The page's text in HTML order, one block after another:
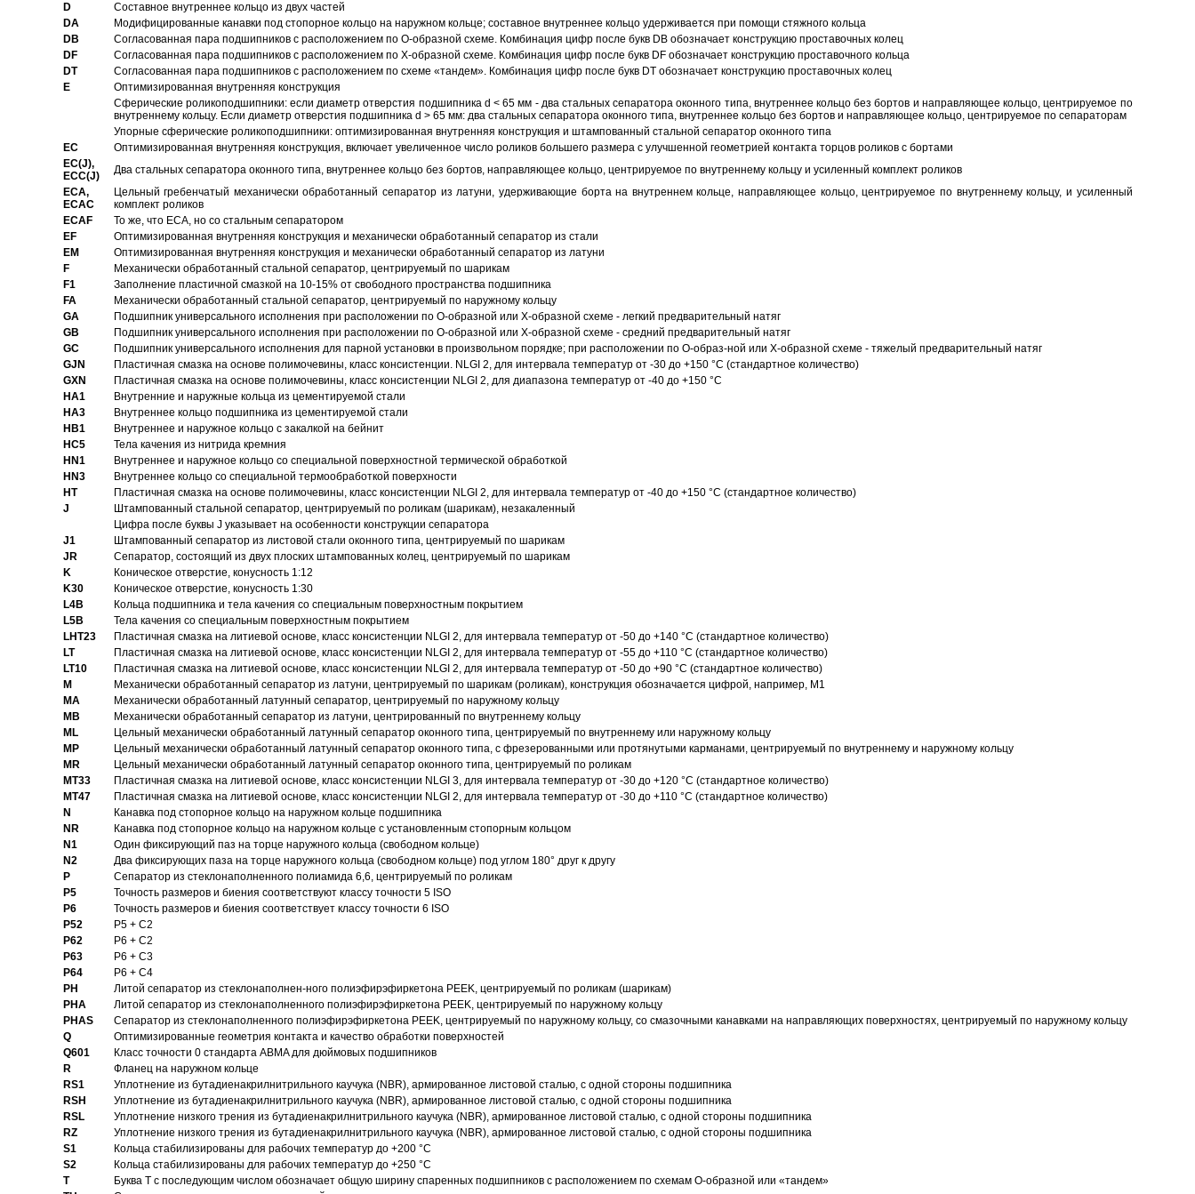
D
Составное внутреннее кольцо из двух частей
DA
Модифицированные канавки под стопорное кольцо на наружном кольце; составное внутреннее кольцо удерживается при помощи стяжного кольца
DB
Согласованная пара подшипников с расположением по О-образной схеме. Комбинация цифр после букв DB обозначает конструкцию проставочных колец
DF
Согласованная пара подшипников с расположением по Х-образной схеме. Комбинация цифр после букв DF обозначает конструкцию проставочного кольца
DT
Согласованная пара подшипников с расположением по схеме «тандем». Комбинация цифр после букв DT обозначает конструкцию проставочных колец
E
Оптимизированная внутренняя конструкция
Сферические роликоподшипники: если диаметр отверстия подшипника d < 65 мм - два стальных сепаратора оконного типа, внутреннее кольцо без бортов и направляющее кольцо, центрируемое по
внутреннему кольцу. Если диаметр отверстия подшипника d > 65 мм: два стальных сепаратора оконного типа, внутреннее кольцо без бортов и направляющее кольцо, центрируемое по сепараторам
Упорные сферические роликоподшипники: оптимизированная внутренняя конструкция и штампованный стальной сепаратор оконного типа
EC
Oптимизированная внутренняя конструкция, включает увеличенное число роликов большего размера с улучшенной геометрией контакта торцов роликов с бортами
EC(J),
ECC(J)
Два стальных сепаратора оконного типа, внутреннее кольцо без бортов, направляющее кольцо, центрируемое по внутреннему кольцу и усиленный комплект роликов
ECA,
ECAC
Цельный гребенчатый механически обработанный сепаратор из латуни, удерживающие борта на внутреннем кольце, направляющее кольцо, центрируемое по внутреннему кольцу, и усиленный
комплект роликов
ECAF
То же, что ECA, но со стальным сепаратором
EF
Оптимизированная внутренняя конструкция и механически обработанный сепаратор из стали
EM
Оптимизированная внутренняя конструкция и механически обработанный сепаратор из латуни
F
Механически обработанный стальной сепаратор, центрируемый по шарикам
F1
Заполнение пластичной смазкой на 10-15% от свободного пространства подшипника
FA
Механически обработанный стальной сепаратор, центрируемый по наружному кольцу
GA
Подшипник универсального исполнения при расположении по О-образной или Х-образной схеме - легкий предварительный натяг
GB
Подшипник универсального исполнения при расположении по О-образной или Х-образной схеме - средний предварительный натяг
GC
Подшипник универсального исполнения для парной установки в произвольном порядке; при расположении по О-образ-ной или Х-образной схеме - тяжелый предварительный натяг
GJN
Пластичная смазка на основе полимочевины, класс консистенции. NLGI 2, для интервала температур от -30 до +150 °C (стандартное количество)
GXN
Пластичная смазка на основе полимочевины, класс консистенции NLGI 2, для диапазона температур от -40 до +150 °C
HA1
Внутренние и наружные кольца из цементируемой стали
HA3
Bнутреннее кольцо подшипника из цементируемой стали
HB1
Bнутреннее и наружное кольцо с закалкой на бейнит
HC5
Тела качения из нитрида кремния
HN1
Bнутреннее и наружное кольцо со специальной поверхностной термической обработкой
HN3
Внутреннее кольцо со специальной термообработкой поверхности
HT
Пластичная смазка на основе полимочевины, класс консистенции NLGI 2, для интервала температур от -40 до +150 °C (стандартное количество)
J
Штампованный стальной сепаратор, центрируемый по роликам (шарикам), незакаленный
Цифра после буквы J указывает на особенности конструкции сепаратора
J1
Штампованный сепаратор из листовой стали оконного типа, центрируемый по шарикам
JR
Сепаратор, состоящий из двух плоских штампованных колец, центрируемый по шарикам
K
Коническое отверстие, конусность 1:12
K30
Коническое отверстие, конусность 1:30
L4B
Кольца подшипника и тела качения со специальным поверхностным покрытием
L5B
Тела качения со специальным поверхностным покрытием
LHT23
Пластичная смазка на литиевой основе, класс консистенции NLGI 2, для интервала температур от -50 до +140 °C (стандартное количество)
LT
Пластичная смазка на литиевой основе, класс консистенции NLGI 2, для интервала температур от -55 до +110 °C (стандартное количество)
LT10
Пластичная смазка на литиевой основе, класс консистенции NLGI 2, для интервала температур от -50 до +90 °C (стандартное количество)
M
Механически обработанный сепаратор из латуни, центрируемый по шарикам (роликам), конструкция обозначается цифрой, например, M1
MA
Механически обработанный латунный сепаратор, центрируемый по наружному кольцу
MB
Механически обработанный сепаратор из латуни, центрированный по внутреннему кольцу
ML
Цельный механически обработанный латунный сепаратор оконного типа, центрируемый по внутреннему или наружному кольцу
MP
Цельный механически обработанный латунный сепаратор оконного типа, с фрезерованными или протянутыми карманами, центрируемый по внутреннему и наружному кольцу
MR
Цельный механически обработанный латунный сепаратор оконного типа, центрируемый по роликам
MT33
Пластичная смазка на литиевой основе, класс консистенции NLGI 3, для интервала температур от -30 до +120 °C (стандартное количество)
MT47
Пластичная смазка на литиевой основе, класс консистенции NLGI 2, для интервала температур от -30 до +110 °C (стандартное количество)
N
Канавка под стопорное кольцо на наружном кольце подшипника
NR
Канавка под стопорное кольцо на наружном кольце с установленным стопорным кольцом
N1
Один фиксирующий паз на торце наружного кольца (свободном кольце)
N2
Два фиксирующих паза на торце наружного кольца (свободном кольце) под углом 180° друг к другу
P
Cепаратор из стеклонаполненного полиамида 6,6, центрируемый по роликам
P5
Точность размеров и биения соответствуют классу точности 5 ISO
P6
Точность размеров и биения соответствует классу точности 6 ISO
P52
P5 + C2
P62
P6 + C2
P63
P6 + C3
P64
P6 + C4
PH
Литой сепаратор из стеклонаполнен-ного полиэфирэфиркетона PEEK, центрируемый по роликам (шарикам)
PHA
Литой сепаратор из стеклонаполненного полиэфирэфиркетона PEEK, центрируемый по наружному кольцу
PHAS
Сепаратор из стеклонаполненного полиэфирэфиркетона PEEK, центрируемый по наружному кольцу, со смазочными канавками на направляющих поверхностях, центрируемый по наружному кольцу
Q
Оптимизированные геометрия контакта и качество обработки поверхностей
Q601
Класс точности 0 стандарта ABMA для дюймовых подшипников
R
Фланец на наружном кольце
RS1
Уплотнение из бутадиенакрилнитрильного каучука (NBR), армированное листовой сталью, с одной стороны подшипника
RSH
Уплотнение из бутадиенакрилнитрильного каучука (NBR), армированное листовой сталью, с одной стороны подшипника
RSL
Уплотнение низкого трения из бутадиенакрилнитрильного каучука (NBR), армированное листовой сталью, с одной стороны подшипника
RZ
Уплотнение низкого трения из бутадиенакрилнитрильного каучука (NBR), армированное листовой сталью, с одной стороны подшипника
S1
Кольца стабилизированы для рабочих температур до +200 °C
S2
Кольца стабилизированы для рабочих температур до +250 °C
T
Буква T с последующим числом обозначает общую ширину спаренных подшипников с расположением по схемам О-образной или «тандем»